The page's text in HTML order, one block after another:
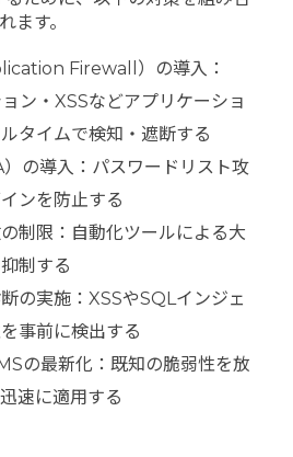
ます。
Firewall）の導入：
ン・XSSなどアプリケーショ
タイムで検知・遮断する
の導入：パスワードリスト攻
ンを防止する
制限：自動化ツールによる大
制する
の実施：XSSやSQLインジェ
事前に検出する
の最新化：既知の脆弱性を放
速に適用する